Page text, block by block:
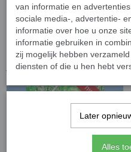
Sorteer op:
nw.prijs € 17.99
van informatie en
sociale media-, advertentie-
informatie over hoe u onze
informatie gebruiken in
zij mogelijk hebben
diensten of die u hen hebt
Later
Alles